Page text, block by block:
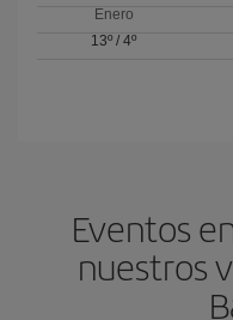
Enero
13º /4º
Eventos
nuestros